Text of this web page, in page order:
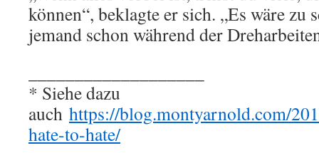
können“, beklagte er sich. „Es wäre zu
jemand schon während der
* Siehe dazu
auch https://blog.montyarnold.com/
hate-to-hate/